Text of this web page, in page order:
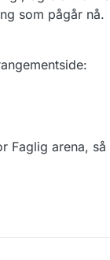
som pågår nå.
Faglig arena, så